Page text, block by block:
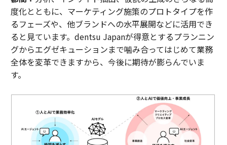
度化とともに、マーケティング施策のプロトタイプを作
るフェーズや、他ブランドへの水平展開などに活用でき
ると見ています。dentsu Japanが得意とするプランニン
グからエグゼキューションまで噛み合ってはじめて業務
全体を変革できますから、今後に期待が膨らんでいま
す。